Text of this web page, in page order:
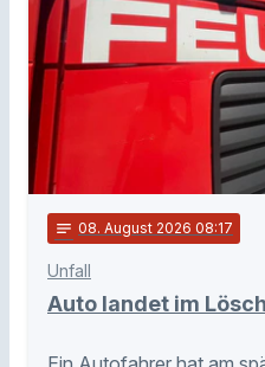
notes 08. August 2026 08:17
Unfall
Auto landet im